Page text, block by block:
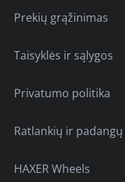
Prekių grąžinimas
Taisyklės ir sąlygos
Privatumo politika
Ratlankių ir
HAXER Wheels